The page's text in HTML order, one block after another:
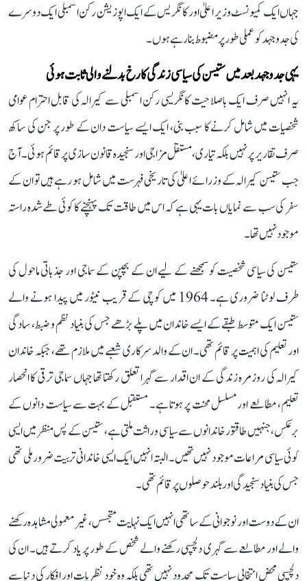
جہاں ایک کمیونسٹ وزیر اعلیٰ اور کانگریس کے ایک اپوزیشن رکن اسمبلی ایک دوسرے
کی جدوجہد کو عملی طور پر مضبوط بنا رہے ہوں۔
یہی جدوجہد بعد میں ستیسن کی سیاسی زندگی کا رخ بدلنے والی ثابت ہوئی
یہ انہیں صرف ایک باصلاحیت کانگریسی رکن اسمبلی سے کیرالہ کی قابل احترام عوامی
شخصیات میں شامل کرنے کا سبب بنی، ایک ایسے سیاست دان کے طور پر جن کی ساکھ
صرف تقاریر پر نہیں بلکہ تیاری، مستقل مزاجی اور سنجیدہ قانون سازی پر قائم ہوئی۔ آج
جب ستیسن کیرالہ کے وزرائے اعلیٰ کی تاریخی فہرست میں شامل ہو رہے ہیں تو ان کے
سفر کی سب سے نمایاں بات یہی ہے کہ اس میں طاقت تک پہنچنے کا کوئی طے شدہ راستہ
موجود نہیں تھا۔
ستیسن کی سیاسی شخصیت کو سمجھنے کے لیے ان کے بچپن کے سماجی اور جذباتی ماحول کی
طرف لوٹنا ضروری ہے۔ 1964 میں کوچی کے قریب نیٹور میں پیدا ہونے والے
ستیسن ایک متوسط طبقے کے ایسے خاندان میں پلے بڑھے جس کی بنیاد نظم و ضبط، سادگی
اور تعلیم کی اہمیت پر قائم تھی۔ ان کے والد سرکاری شعبے میں ملازم تھے، جبکہ خاندان
کیرالہ کی روزمرہ زندگی کے ان اقدار سے گہرا تعلق رکھتا تھا جہاں سماجی ترقی کا انحصار
تعلیم، مطالعے اور مسلسل محنت پر ہوتا ہے۔ مستقبل کے بہت سے سیاست دانوں کے
برعکس، جنہیں طاقتور خاندانوں سے سیاسی وراثت ملتی ہے، ستیسن کے پس منظر میں ایسی
کوئی سیاسی مراعات موجود نہیں تھیں۔ البتہ انہیں ایک ایسی خاندانی تربیت ضرور ملی تھی
جس کی بنیاد سنجیدگی اور بلند حوصلوں پر قائم تھی۔
ان کے دوست اور نوجوانی کے ساتھی انہیں ایک نہایت متجسس، غیر معمولی مشاہدہ رکھنے
والے اور مطالعے سے گہری دلچسپی رکھنے والے شخص کے طور پر یاد کرتے ہیں۔ ان کی
دلچسپی محض انتخابی سیاست تک محدود نہیں تھی بلکہ وہ خود نظریات اور افکار کی دنیا سے